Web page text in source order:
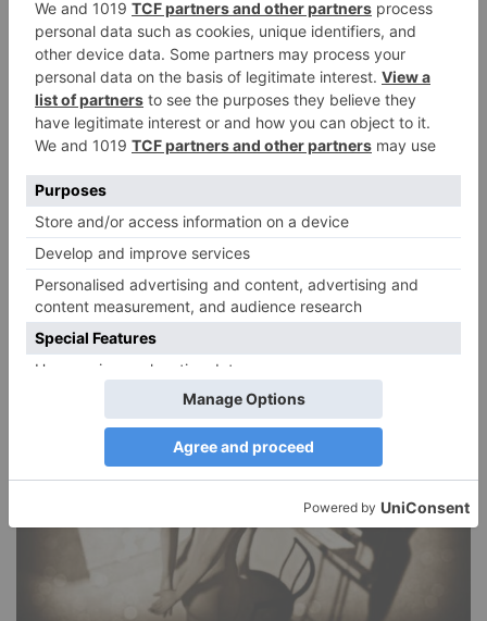
Narzissmus in der Liebe
26